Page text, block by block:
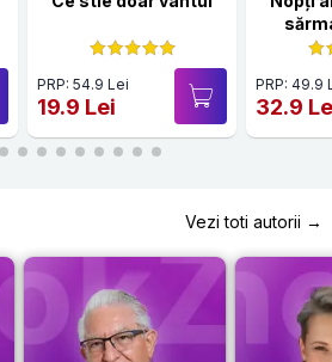
PRP: 54.9 Lei
19.9 Lei
PRP: 49.9
32.9
Vezi toti autorii →